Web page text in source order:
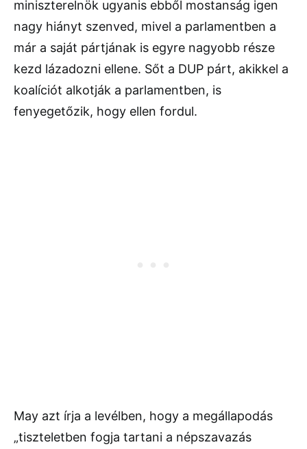
miniszterelnök ugyanis ebből mostanság igen
nagy hiányt szenved, mivel a parlamentben a
már a saját pártjának is egyre nagyobb része
kezd lázadozni ellene. Sőt a DUP párt, akikkel a
koalíciót alkotják a parlamentben, is
fenyegetőzik, hogy ellen fordul.
May azt írja a levélben, hogy a megállapodás
„tiszteletben fogja tartani a népszavazás